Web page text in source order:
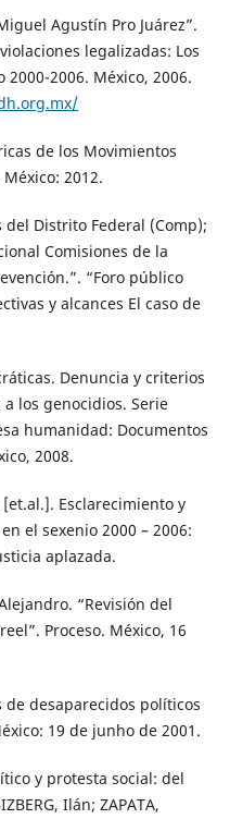
Agustín Pro Juárez”.
legalizadas: Los
2006. México, 2006.
de los Movimientos
2012.
Distrito Federal (Comp);
Comisiones de la
“Foro público
y alcances El caso de
Denuncia y criterios
los genocidios. Serie
humanidad: Documentos
2008.
Esclarecimiento y
el sexenio 2000 – 2006:
aplazada.
“Revisión del
Proceso. México, 16
de desaparecidos políticos
19 de junho de 2001.
y protesta social: del
Ilán; ZAPATA,